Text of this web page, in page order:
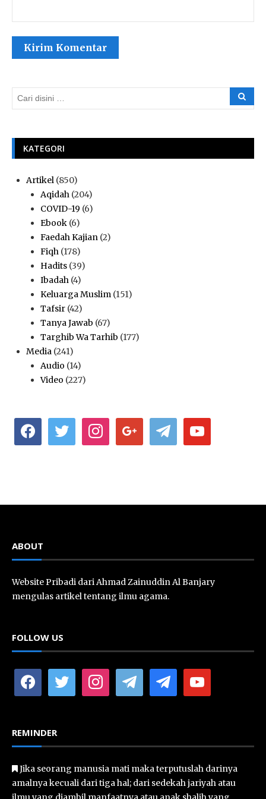
KATEGORI
Artikel (850)
Aqidah (204)
COVID-19 (6)
Ebook (6)
Faedah Kajian (2)
Fiqh (178)
Hadits (39)
Ibadah (4)
Keluarga Muslim (151)
Tafsir (42)
Tanya Jawab (67)
Targhib Wa Tarhib (177)
Media (241)
Audio (14)
Video (227)
facebook twitter instagramgoogle telegram youtube
ABOUT
Website Pribadi dari Ahmad Zainuddin Al Banjary
mengulas artikel tentang ilmu agama.
FOLLOW US
facebook twitter instagramtelegram telegram youtube
REMINDER
Jika seorang manusia mati maka terputuslah darinya
amalnya kecuali dari tiga hal; dari sedekah jariyah atau